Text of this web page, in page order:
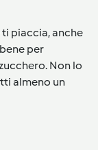
ti piaccia, anche
per
Non lo
almeno un